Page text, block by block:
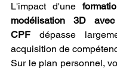
L'impact d'une
modélisation 3D
CPF dépasse
acquisition de
Sur le plan personnel,